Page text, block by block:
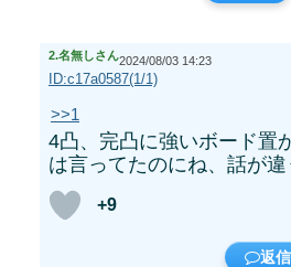
2.名無しさん2024/08/03 14:23
ID:c17a0587(1/1)
>>1
4凸、完凸に強いボード置
は言ってたのにね、話が違
+9
返信